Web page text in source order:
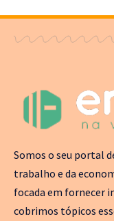
Somos o seu portal
trabalho e da
focada em fornecer
cobrimos tópicos